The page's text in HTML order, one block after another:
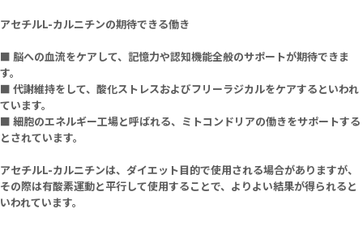
アセチルL-カルニチンの期待できる働き
■ 脳への血流をケアして、記憶力や認知機能全般のサポートが期待できま
す。
■ 代謝維持をして、酸化ストレスおよびフリーラジカルをケアするといわれ
ています。
■ 細胞のエネルギー工場と呼ばれる、ミトコンドリアの働きをサポートする
とされています。
アセチルL-カルニチンは、ダイエット目的で使用される場合がありますが、
その際は有酸素運動と平行して使用することで、よりよい結果が得られると
いわれています。